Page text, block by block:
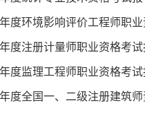
年度环境影响评价工程师职
年度注册计量师职业资格考
年度监理工程师职业资格考
年度全国一、二级注册建筑